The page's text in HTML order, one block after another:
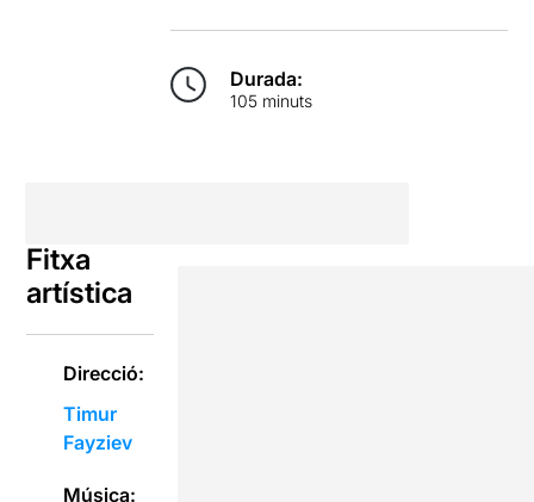
Durada:
105 minuts
Fitxa
artística
Direcció:
Timur
Fayziev
Música: